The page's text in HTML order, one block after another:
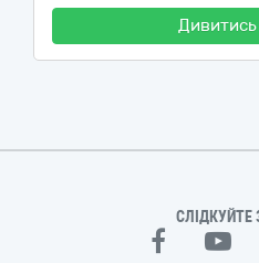
Дивитись
СЛІДКУЙТЕ